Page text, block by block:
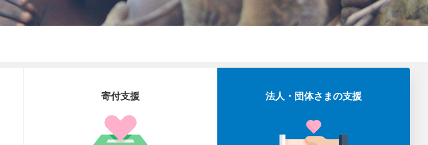
寄付支援 法人・団体さまの支援